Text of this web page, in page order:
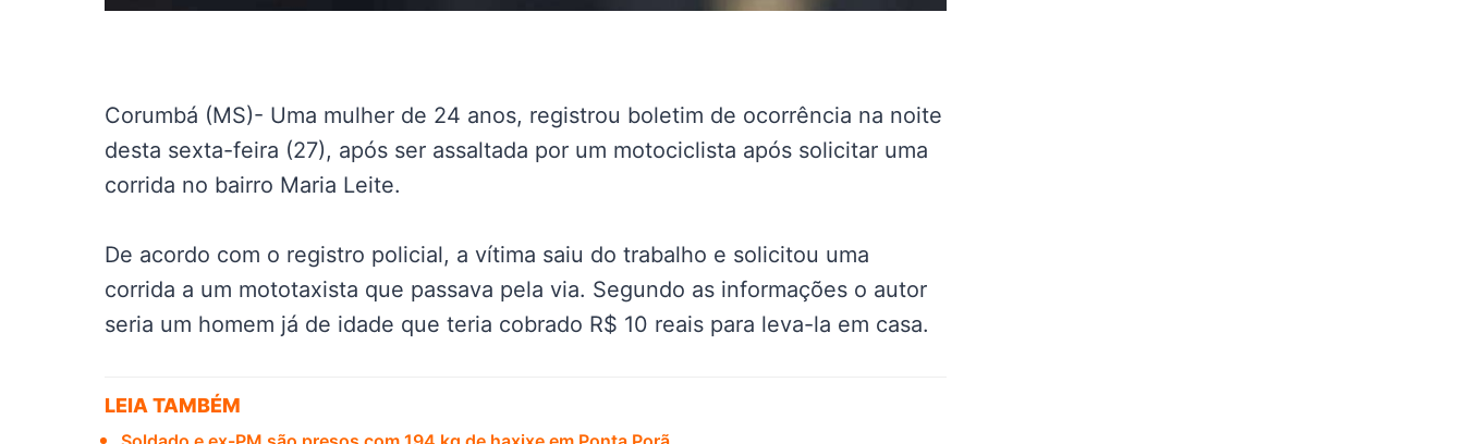
Corumbá (MS)- Uma mulher de 24 anos, registrou boletim de ocorrência na noite
desta sexta-feira (27), após ser assaltada por um motociclista após solicitar uma
corrida no bairro Maria Leite.
De acordo com o registro policial, a vítima saiu do trabalho e solicitou uma
corrida a um mototaxista que passava pela via. Segundo as informações o autor
seria um homem já de idade que teria cobrado R$ 10 reais para leva-la em casa.
LEIA TAMBÉM